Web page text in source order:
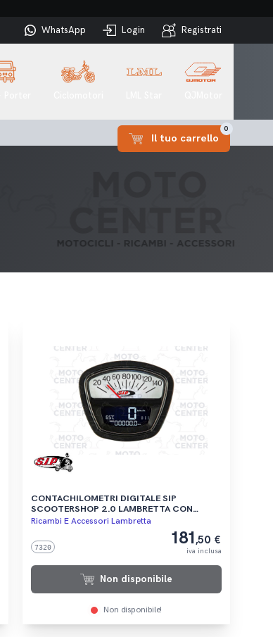
WhatsApp Login Registrati
Il tuo carrello
0
CONTACHILOMETRI DIGITALE SIP
SCOOTERSHOP 2.0 LAMBRETTA CON
SFONDO BIANCO
Ricambi E Accessori Lambretta
7320 181,50 €
iva inclusa
Non disponibile
Non disponibile!